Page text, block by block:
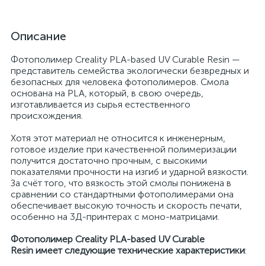
Описание
Фотополимер Creality PLA-based UV Curable Resin —
представитель семейства экологически безвредных и
безопасных для человека фотополимеров. Смола
основана на PLA, который, в свою очередь,
изготавливается из сырья естественного
происхождения.
Хотя этот материал не относится к инженерным,
готовое изделие при качественной полимеризации
получится достаточно прочным, с высокими
показателями прочности на изгиб и ударной вязкости.
За счёт того, что вязкость этой смолы понижена в
сравнении со стандартными фотополимерами она
обеспечивает высокую точность и скорость печати,
особенно на 3Д-принтерах с моно-матрицами.
Фотополимер Creality PLA-based UV Curable
Resin имеет следующие технические характеристики: